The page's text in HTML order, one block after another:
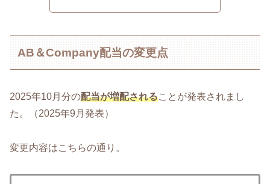
AB＆Company配当の変更点
2025年10月分の配当が増配されることが発表されまし
た。（2025年9月発表）
変更内容はこちらの通り。